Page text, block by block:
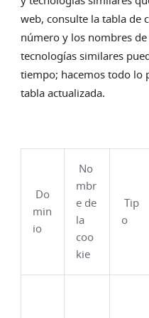
web, consulte la tabla de
número y los nombres
tecnologías similares
tiempo; hacemos todo lo
tabla actualizada.
Do
min
io
No
mbr
e de
la
coo
kie
Tip
o